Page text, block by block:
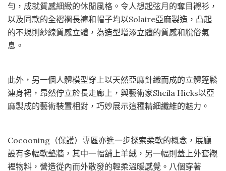
勻，成就質感細緻的休閒風格。令人想起弦月的奪目襯衫，
以及同款的全褶襇長褲和帽子均以Solaire亞麻製造，凸起
的不規則紗線質感立體，為造型增添立體的質感和脫俗氣
息。
此外，另一個人體模型穿上以天然亞麻針織而成的立體蓬鬆
連身裙，昂然佇立於長走廊上，與藝術家Sheila Hicks以亞
麻製成的藝術裝置相對，巧妙展示這種精細纖維的魅力。
Cocooning（保護）專區亦進一步探索柔軟的概念，展廳
設有多幅軟墊牆，其中一幅舖上羊絨，另一幅則蓋上外套襯
裡物料，營造從內而外散發的輕柔溫暖感覺。八個穿著